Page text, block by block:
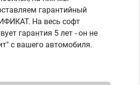
гарантийный
На весь софт
гарантия 5 лет - он не
с вашего автомобиля.